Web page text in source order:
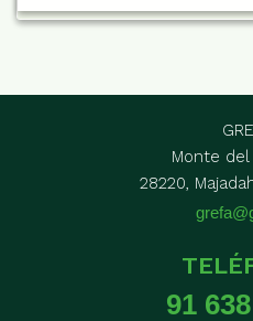
Monte del
28220,
91